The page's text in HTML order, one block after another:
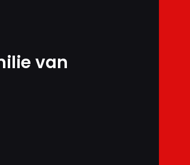
van